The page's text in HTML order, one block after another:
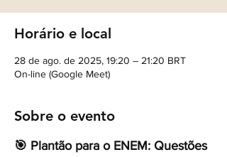
Horário e local
28 de ago. de 2025, 19:20 – 21:20 BRT
On-line (Google Meet)
Sobre o evento
🎯 Plantão para o ENEM: Questões